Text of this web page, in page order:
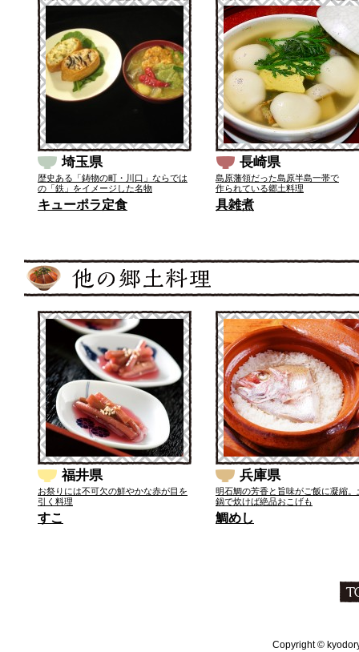
埼玉県
歴史ある「鋳物の町・川口」ならでは
の「鉄」をイメージした名物
キューポラ定食
長崎県
島原藩領だった島原半島一帯で
作られている郷土料理
具雑煮
福井県
お祭りには不可欠の鮮やかな赤が目を
引く料理
すこ
兵庫県
明石鯛の芳香と旨味がご飯に凝縮。
鍋で炊けば絶品おこげも
鯛めし
Copyright ©